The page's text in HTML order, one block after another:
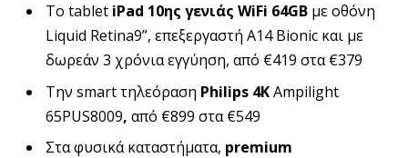
Το tablet iPad 10ης γενιάς WiFi 64GB με οθόνη
Liquid Retina9”, επεξεργαστή Α14 Bionic και με
δωρεάν 3 χρόνια εγγύηση, από €419 στα €379
Την smart τηλεόραση Philips 4KAmpilight
65PUS8009, από €899 στα €549
Στα φυσικά καταστήματα, premium